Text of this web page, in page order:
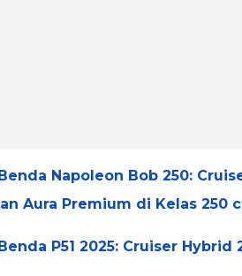
Napoleon Bob 250:
Aura Premium di Kelas 250
P51 2025: Cruiser